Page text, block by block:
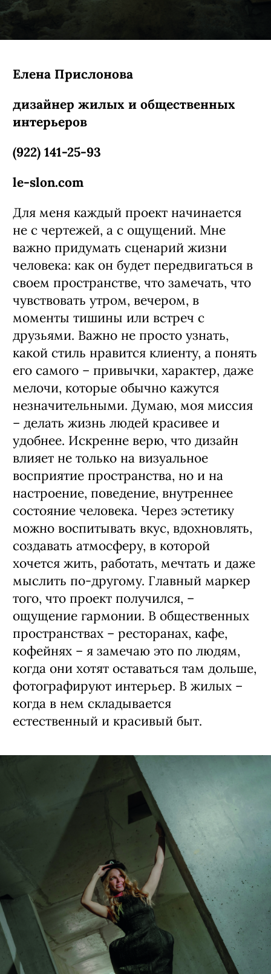
Елена Прислонова
дизайнер жилых и общественных
интерьеров
(922) 141-25-93
le-slon.com
Для меня каждый проект начинается
не с чертежей, а с ощущений. Мне
важно придумать сценарий жизни
человека: как он будет передвигаться в
своем пространстве, что замечать, что
чувствовать утром, вечером, в
моменты тишины или встреч с
друзьями. Важно не просто узнать,
какой стиль нравится клиенту, а понять
его самого – привычки, характер, даже
мелочи, которые обычно кажутся
незначительными. Думаю, моя миссия
– делать жизнь людей красивее и
удобнее. Искренне верю, что дизайн
влияет не только на визуальное
восприятие пространства, но и на
настроение, поведение, внутреннее
состояние человека. Через эстетику
можно воспитывать вкус, вдохновлять,
создавать атмосферу, в которой
хочется жить, работать, мечтать и даже
мыслить по-другому. Главный маркер
того, что проект получился, –
ощущение гармонии. В общественных
пространствах – ресторанах, кафе,
кофейнях – я замечаю это по людям,
когда они хотят оставаться там дольше,
фотографируют интерьер. В жилых –
когда в нем складывается
естественный и красивый быт.